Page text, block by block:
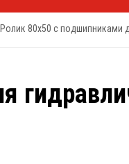
Ролик 80x50 с подшипниками